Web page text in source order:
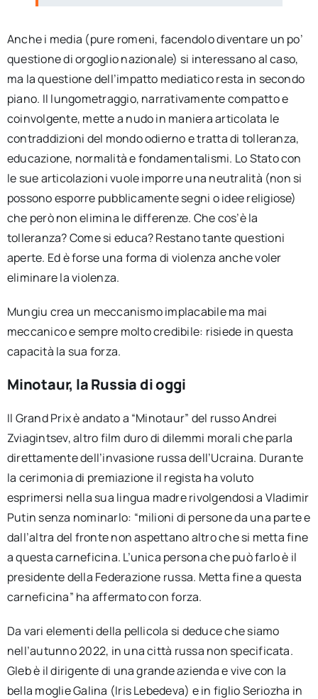
Anche i media (pure romeni, facendolo diventare un po’
questione di orgoglio nazionale) si interessano al caso,
ma la questione dell’impatto mediatico resta in secondo
piano. Il lungometraggio, narrativamente compatto e
coinvolgente, mette a nudo in maniera articolata le
contraddizioni del mondo odierno e tratta di tolleranza,
educazione, normalità e fondamentalismi. Lo Stato con
le sue articolazioni vuole imporre una neutralità (non si
possono esporre pubblicamente segni o idee religiose)
che però non elimina le differenze. Che cos’è la
tolleranza? Come si educa? Restano tante questioni
aperte. Ed è forse una forma di violenza anche voler
eliminare la violenza.
Mungiu crea un meccanismo implacabile ma mai
meccanico e sempre molto credibile: risiede in questa
capacità la sua forza.
Minotaur, la Russia di oggi
Il Grand Prix è andato a “Minotaur” del russo Andrei
Zviagintsev, altro film duro di dilemmi morali che parla
direttamente dell’invasione russa dell’Ucraina. Durante
la cerimonia di premiazione il regista ha voluto
esprimersi nella sua lingua madre rivolgendosi a Vladimir
Putin senza nominarlo: “milioni di persone da una parte e
dall’altra del fronte non aspettano altro che si metta fine
a questa carneficina. L’unica persona che può farlo è il
presidente della Federazione russa. Metta fine a questa
carneficina” ha affermato con forza.
Da vari elementi della pellicola si deduce che siamo
nell’autunno 2022, in una città russa non specificata.
Gleb è il dirigente di una grande azienda e vive con la
bella moglie Galina (Iris Lebedeva) e in figlio Seriozha in